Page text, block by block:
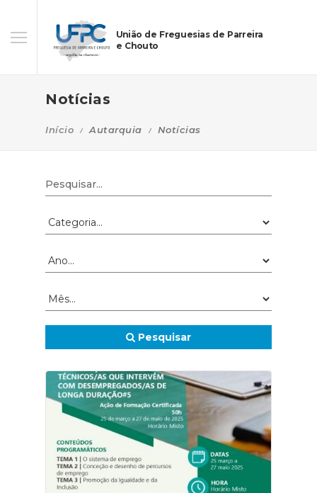
União de Freguesias de Parreira
e Chouto
Notícias
Início Autarquia Notícias
Pesquisar